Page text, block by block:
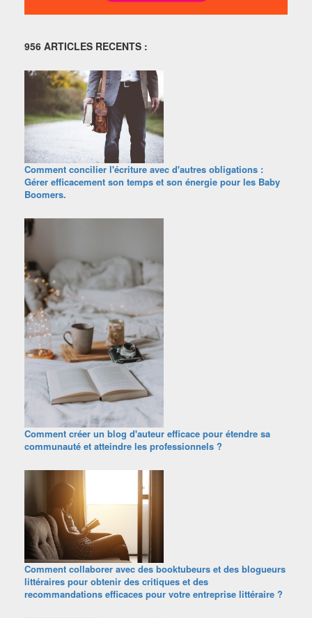
956 ARTICLES RECENTS :
Comment concilier l'écriture avec d'autres obligations :
Gérer efficacement son temps et son énergie pour les Baby
Boomers.
Comment créer un blog d'auteur efficace pour étendre sa
communauté et atteindre les professionnels ?
Comment collaborer avec des booktubeurs et des blogueurs
littéraires pour obtenir des critiques et des
recommandations efficaces pour votre entreprise littéraire ?